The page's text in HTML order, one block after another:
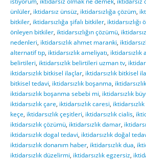
ünlüler, iktidarsız ünsüz, iktidarsızlığa çözüm,
bitkiler, iktidarsızlığa şifalı bitkiler, iktidarsızlığı
önleyen bitkiler, iktidarsızlığın çözümü,
nedenleri, iktidarsızlık ahmet maranki,
alternatif tıp, iktidarsızlık ameliyatı, iktidarsızlık
belirtileri, iktidarsızlık belirtileri uzman tv,
iktidarsızlık bitkisel ilaçlar, iktidarsızlık bitkisel
bitkisel tedavi, iktidarsızlık boşanma,
iktidarsızlık boşanma sebebi mi, iktidarsızlık
iktidarsızlık çare, iktidarsızlık caresi, iktidarsızlık
keçe, iktidarsızlık çeşitleri, iktidarsızlık cialis,
iktidarsızlık çözümü, iktidarsızlık damar,
iktidarsızlık dogal tedavi, iktidarsızlık doğal
iktidarsızlık donanım haber, iktidarsızlık dua,
iktidarsızlık düzelirmi, iktidarsızlık egzersiz,